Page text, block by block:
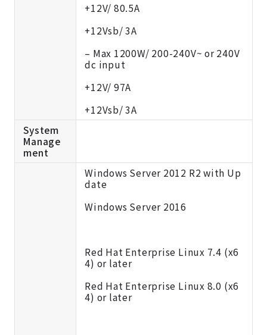
+12V/ 80.5A
+12Vsb/ 3A
– Max 1200W/ 200-240V~ or 240V
dc input
+12V/ 97A
+12Vsb/ 3A
System
Manage
ment
Windows Server 2012 R2 with Up
date
Windows Server 2016
Red Hat Enterprise Linux 7.4 (x6
4) or later
Red Hat Enterprise Linux 8.0 (x6
4) or later